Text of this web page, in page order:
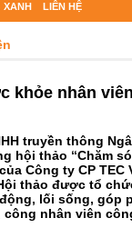
XANH LIÊN HỆ
khỏe nhân
truyền thông
hội thảo “Chăm
Công ty CP TEC
thảo được tổ
lối sống, góp
nhân viên